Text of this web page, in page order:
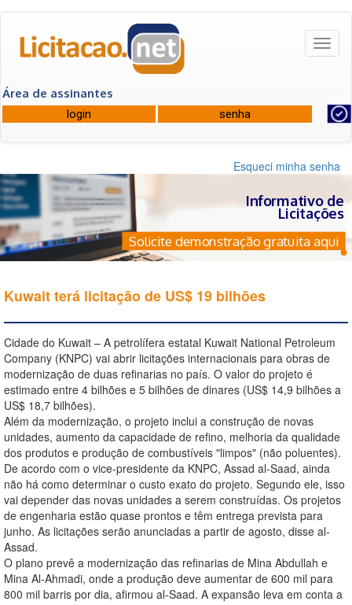
Área de assinantes
Esqueci minha senha
Informativo de
Licitações
Solicite demonstração gratuita aqui
Kuwait terá licitação de US$ 19 bilhões
Cidade do Kuwait – A petrolífera estatal Kuwait National Petroleum
Company (KNPC) vai abrir licitações internacionais para obras de
modernização de duas refinarias no país. O valor do projeto é
estimado entre 4 bilhões e 5 bilhões de dinares (US$ 14,9 bilhões a
US$ 18,7 bilhões).
Além da modernização, o projeto inclui a construção de novas
unidades, aumento da capacidade de refino, melhoria da qualidade
dos produtos e produção de combustíveis "limpos" (não poluentes).
De acordo com o vice-presidente da KNPC, Assad al-Saad, ainda
não há como determinar o custo exato do projeto. Segundo ele, isso
vai depender das novas unidades a serem construídas. Os projetos
de engenharia estão quase prontos e têm entrega prevista para
junho. As licitações serão anunciadas a partir de agosto, disse al-
Assad.
O plano prevê a modernização das refinarias de Mina Abdullah e
Mina Al-Ahmadi, onde a produção deve aumentar de 600 mil para
800 mil barris por dia, afirmou al-Saad. A expansão leva em conta a